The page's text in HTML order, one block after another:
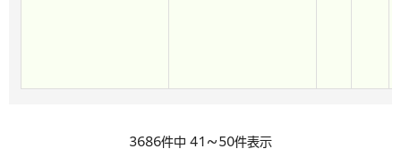
3686件中 41～50件表示